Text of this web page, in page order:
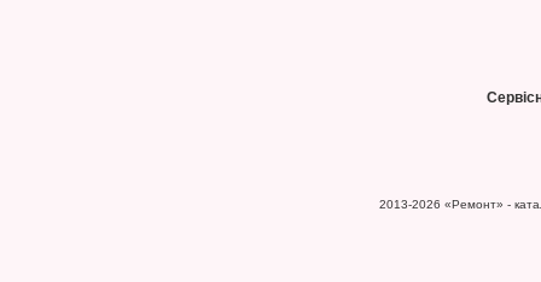
2013-2026 «Ремонт» -